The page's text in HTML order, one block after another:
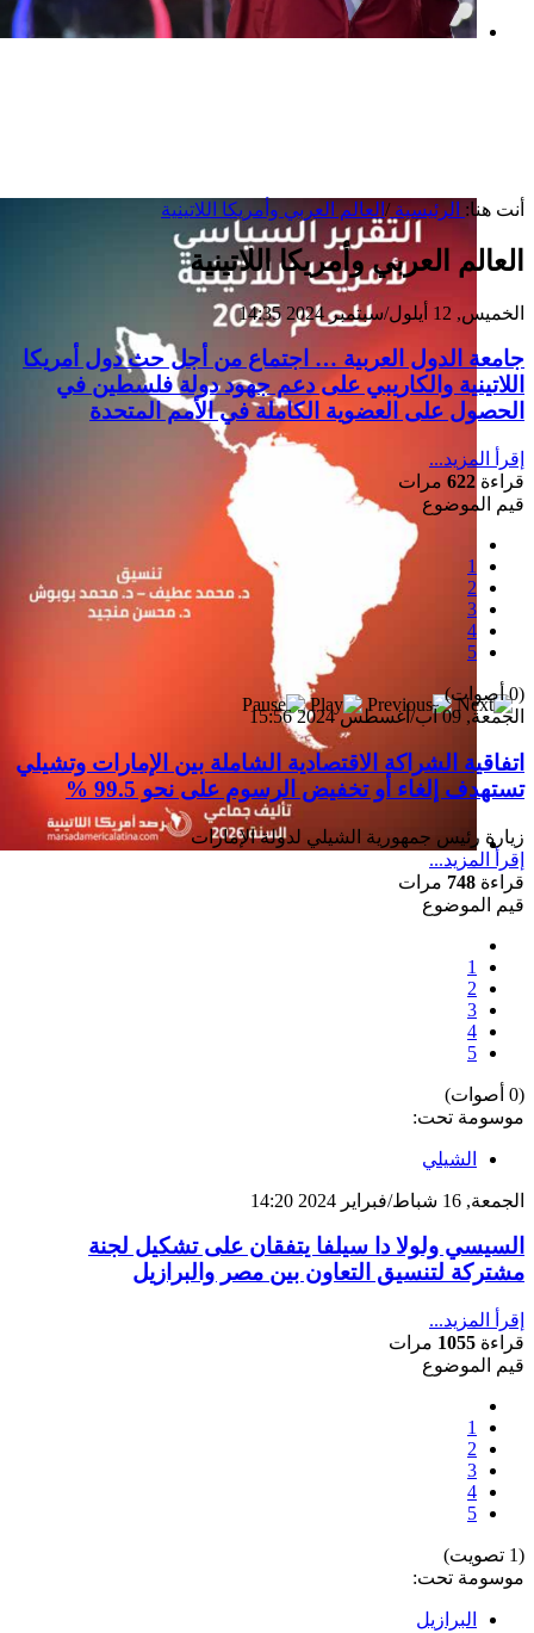
إصدار جديد
أنت هنا: الرئيسية/ العالم العربي وأمريكا اللاتينية
العالم العربي وأمريكا اللاتينية
الخميس, 12 أيلول/سبتمبر 2024 14:35
جامعة الدول العربية … اجتماع من أجل حث دول أمريكا
اللاتينية والكاريبي على دعم جهود دولة فلسطين في
الحصول على العضوية الكاملة في الأمم المتحدة
إقرأ المزيد...
قراءة 622 مرات
قيم الموضوع
1
2
3
4
5
(0 أصوات)
الجمعة, 09 آب/أغسطس 2024 15:56
اتفاقية الشراكة الاقتصادية الشاملة بين الإمارات وتشيلي
تستهدف إلغاء أو تخفيض الرسوم على نحو 99.5 %
زيارة رئيس جمهورية الشيلي لدولة الإمارات
إقرأ المزيد...
قراءة 748 مرات
قيم الموضوع
1
2
3
4
5
(0 أصوات)
موسومة تحت:
الشيلي
الجمعة, 16 شباط/فبراير 2024 14:20
السيسي ولولا دا سيلفا يتفقان على تشكيل لجنة
مشتركة لتنسيق التعاون بين مصر والبرازيل
إقرأ المزيد...
قراءة 1055 مرات
قيم الموضوع
1
2
3
4
5
(1 تصويت)
موسومة تحت:
البرازيل